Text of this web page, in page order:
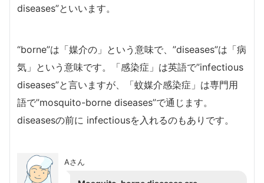
diseases”といいます。
“borne”は「媒介の」という意味で、”diseases”は「病
気」という意味です。「感染症」は英語で”infectious
diseases”と言いますが、「蚊媒介感染症」は専門用
語で”mosquito-borne diseases”で通じます。
diseasesの前に infectiousを入れるのもありです。
Aさん